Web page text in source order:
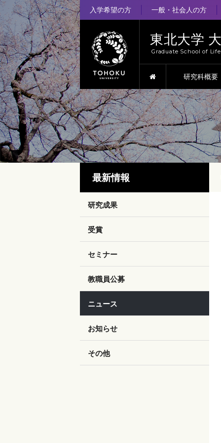
入学希望の方 一般・社会人の方
東北大学
Graduate School of
HOME研究科概要
最新情報
研究成果
受賞
セミナー
教職員公募
ニュース
お知らせ
その他